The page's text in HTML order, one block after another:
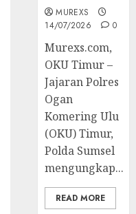
MUREXS
14/07/2026
0
Murexs.com,
OKU Timur –
Jajaran Polres
Ogan
Komering Ulu
(OKU) Timur,
Polda Sumsel
mengungkap...
READ MORE